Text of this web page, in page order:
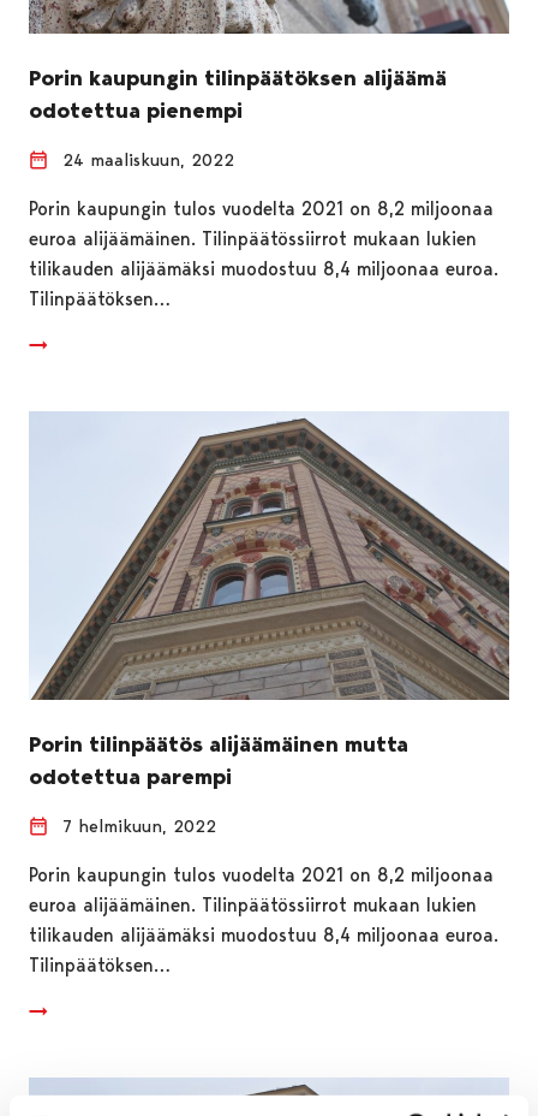
Porin kaupungin tilinpäätöksen alijäämä
odotettua pienempi
24 maaliskuun, 2022
Porin kaupungin tulos vuodelta 2021 on 8,2 miljoonaa
euroa alijäämäinen. Tilinpäätössiirrot mukaan lukien
tilikauden alijäämäksi muodostuu 8,4 miljoonaa euroa.
Tilinpäätöksen…
Porin tilinpäätös alijäämäinen mutta
odotettua parempi
7 helmikuun, 2022
Porin kaupungin tulos vuodelta 2021 on 8,2 miljoonaa
euroa alijäämäinen. Tilinpäätössiirrot mukaan lukien
tilikauden alijäämäksi muodostuu 8,4 miljoonaa euroa.
Tilinpäätöksen…